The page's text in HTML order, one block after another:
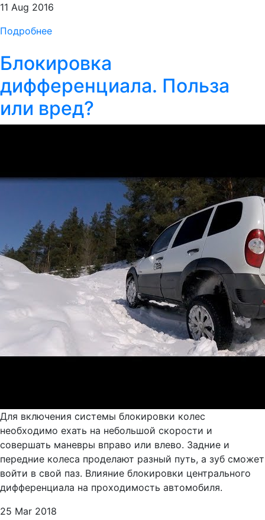
11 Aug 2016
Подробнее
Блокировка
дифференциала. Польза
или вред?
Для включения системы блокировки колес
необходимо ехать на небольшой скорости и
совершать маневры вправо или влево. Задние и
передние колеса проделают разный путь, а зуб сможет
войти в свой паз. Влияние блокировки центрального
дифференциала на проходимость автомобиля.
25 Mar 2018